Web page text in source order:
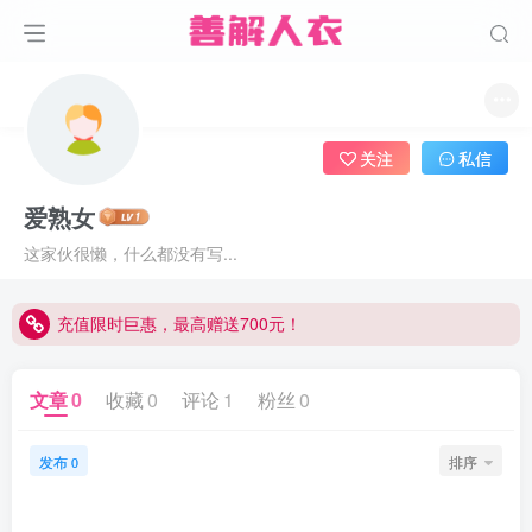
爱熟女
这家伙很懒，什么都没有写...
关注 私信
充值限时巨惠，最高赠送700元！
文章0 收藏 0 评论 1 粉丝 0
发布 0 排序